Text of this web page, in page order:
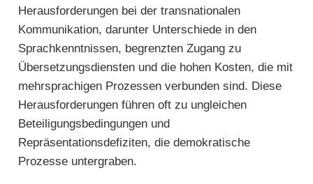
Herausforderungen bei der transnationalen
Kommunikation, darunter Unterschiede in den
Sprachkenntnissen, begrenzten Zugang zu
Übersetzungsdiensten und die hohen Kosten, die mit
mehrsprachigen Prozessen verbunden sind. Diese
Herausforderungen führen oft zu ungleichen
Beteiligungsbedingungen und
Repräsentationsdefiziten, die demokratische
Prozesse untergraben.